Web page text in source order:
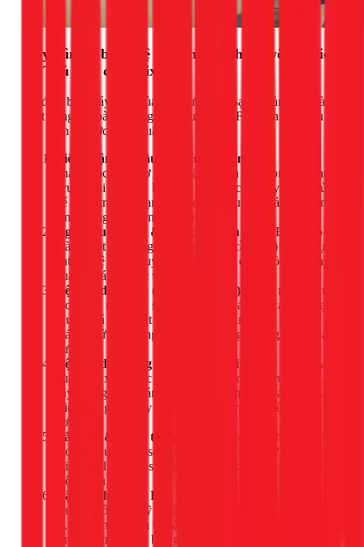
Quy trình 6 bước vệ sinh máy lạnh chuyên nghiệp
tại Thủ Đức của 1Fix
Để đảm bảo máy lạnh của bạn được làm sạch hoàn toàn và
hoạt động an toàn, đội ngũ kỹ thuật của 1Fix luôn tuân thủ
quy trình 6 bước tiêu chuẩn:
Tiếp nhận yêu cầu & Kiểm tra tổng thể:
nhận cuộc gọi, thợ sẽ có mặt tại nhà bạn trong 30 phút.
Trước khi vệ sinh, kỹ thuật viên sẽ cho máy chạy thử
để kiểm tra tình trạng hoạt động chung (khả năng làm
lạnh, tiếng ồn, luồng gió...).
Ngắt nguồn điện & Che chắn cẩn thận:
Đảm bảo an
toàn tuyệt đối bằng cách ngắt CB (cầu dao) và sử dụng
bạt, áo vệ sinh chuyên dụng để che chắn đồ đạc xung
quanh, tránh nước văng bẩn.
Vệ sinh dàn lạnh (Cục trong nhà):
Tháo mặt nạ, lưới
lọc để xịt rửa sạch sẽ. Dùng vòi xịt áp lực cao làm sạch
sâu các lá tản nhiệt trên dàn lạnh, quạt lồng sóc và
máng chứa nước ngưng. Khơi thông đường ống thoát
nước.
Vệ sinh dàn nóng (Cục ngoài trời):
Tháo vỏ bảo vệ,
dùng vòi xịt áp lực cao để loại bỏ hoàn toàn bụi bẩn, lá
cây, mạng nhện bám trên dàn tản nhiệt và cánh quạt.
Việc này giúp máy giải nhiệt tốt hơn, tiết kiệm điện
hơn.
Lắp ráp & Kiểm tra lại:
Sau khi các bộ phận đã khô
ráo, kỹ thuật viên sẽ lắp ráp lại mọi thứ như ban đầu.
Kiểm tra lượng gas và báo cho khách hàng nếu có dấu
hiệu thiếu hụt.
Vận hành thử & Bàn giao:
tra các thông số kỹ thuật, đảm bảo máy hoạt động êm
ái, làm lạnh nhanh và sâu. Dọn dẹp sạch sẽ khu vực
làm việc trước khi bàn giao và nhận thanh toán.